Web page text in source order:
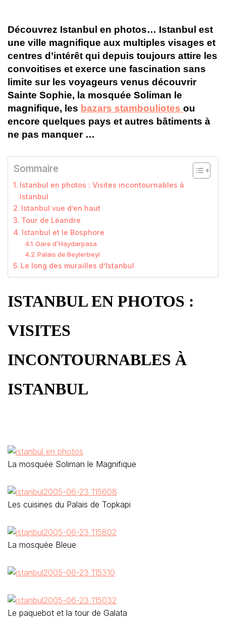
Découvrez Istanbul en photos… Istanbul est
une ville magnifique aux multiples visages et
centres d’intérêt qui depuis toujours attire les
convoitises et exerce une fascination sans
limite sur les voyageurs venus découvrir
Sainte Sophie, la mosquée Soliman le
magnifique, les bazars stambouliotes ou
encore quelques pays et autres bâtiments à
ne pas manquer …
Sommaire
Istanbul en photos : Visites incontournables à
Istanbul
Istanbul vue d’en haut
Tour de Léandre
Istanbul et le Bosphore
Gare d’Haydarpasa
Palais de Beylerbeyi
Le long des murailles d’Istanbul
ISTANBUL EN PHOTOS :
VISITES
INCONTOURNABLES À
ISTANBUL
La mosquée Soliman le Magnifique
Les cuisines du Palais de Topkapi
La mosquée Bleue
Le paquebot et la tour de Galata